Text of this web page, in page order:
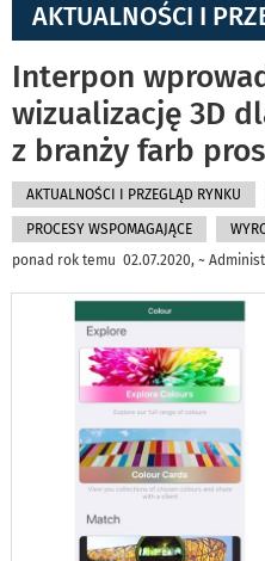
AKTUALNOŚCI I
Interpon
wizualizację 3D
z branży farb
AKTUALNOŚCI I PRZEGLĄD RYNKU
PROCESY WSPOMAGAJĄCE
ponad rok temu 02.07.2020, ~